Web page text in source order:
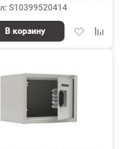
S10399520414
Добавить
В корзину